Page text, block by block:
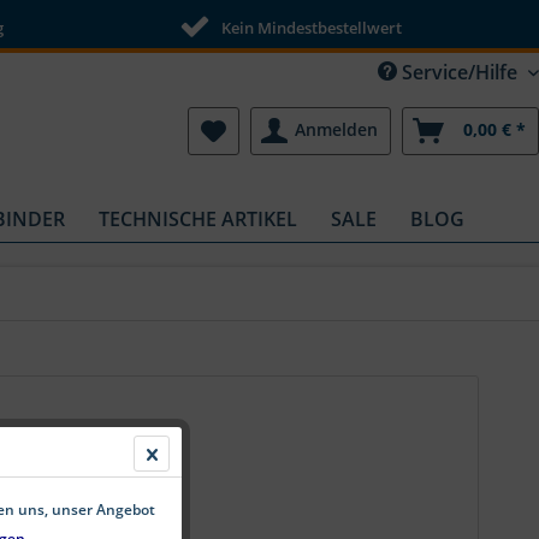
Kein Mindestbestellwert
Service/Hilfe
Anmelden 0,00 € *
TECHNISCHE ARTIKEL SALE BLOG
uns, unser Angebot